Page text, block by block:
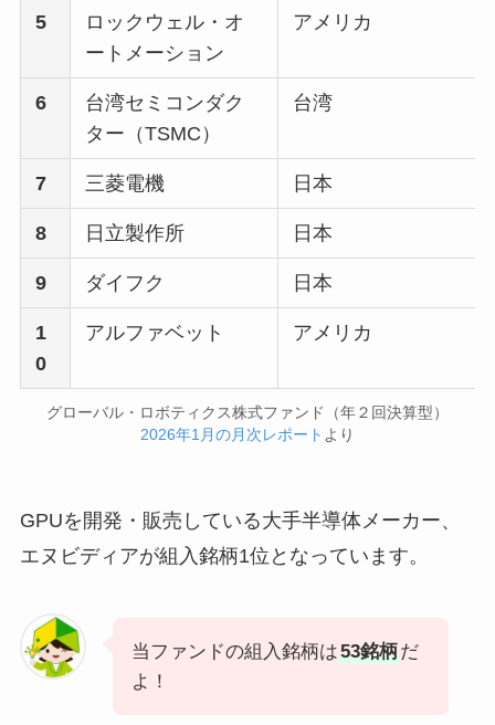
5
ロックウェル・オ
ートメーション
アメリカ
6
台湾セミコンダク
ター（TSMC）
台湾
7 三菱電機 日本
8 日立製作所 日本
9 ダイフク 日本
1
0
アルファベット アメリカ
グローバル・ロボティクス株式ファンド（年２回決算型）
2026年1月の月次レポート より
GPUを開発・販売している大手半導体メーカー、
エヌビディアが組入銘柄1位となっています。
当ファンドの組入銘柄は53銘柄だ
よ！